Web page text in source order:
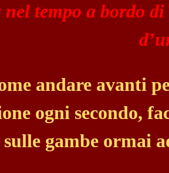
nel tempo a bordo
andare avanti
ogni secondo,
sulle gambe ormai